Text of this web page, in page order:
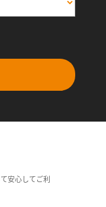
安心してご利